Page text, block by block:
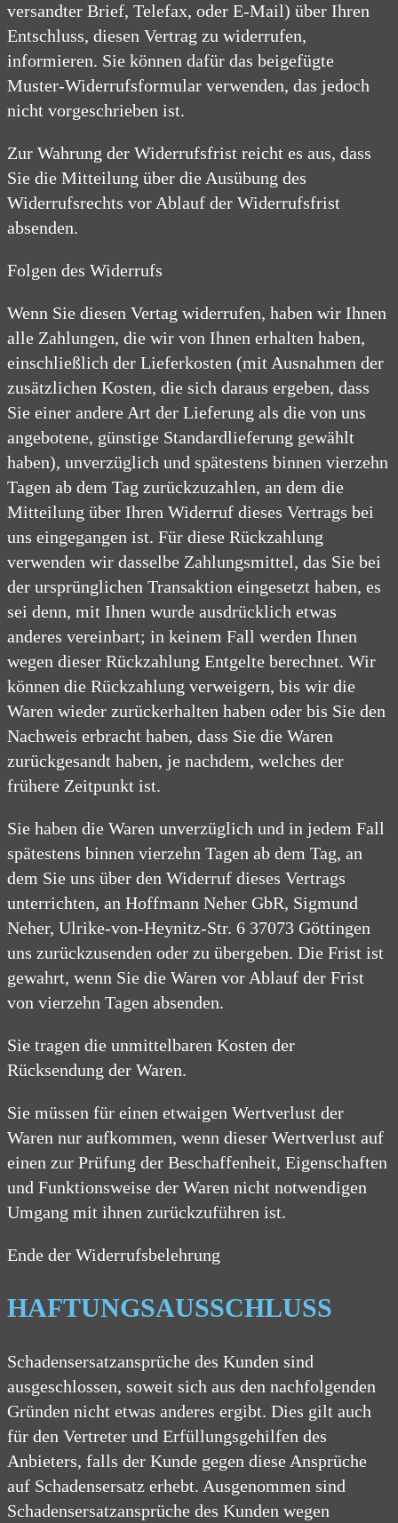
versandter Brief, Telefax, oder E-Mail) über Ihren
Entschluss, diesen Vertrag zu widerrufen,
informieren. Sie können dafür das beigefügte
Muster-Widerrufsformular verwenden, das jedoch
nicht vorgeschrieben ist.
Zur Wahrung der Widerrufsfrist reicht es aus, dass
Sie die Mitteilung über die Ausübung des
Widerrufsrechts vor Ablauf der Widerrufsfrist
absenden.
Folgen des Widerrufs
Wenn Sie diesen Vertag widerrufen, haben wir Ihnen
alle Zahlungen, die wir von Ihnen erhalten haben,
einschließlich der Lieferkosten (mit Ausnahmen der
zusätzlichen Kosten, die sich daraus ergeben, dass
Sie einer andere Art der Lieferung als die von uns
angebotene, günstige Standardlieferung gewählt
haben), unverzüglich und spätestens binnen vierzehn
Tagen ab dem Tag zurückzuzahlen, an dem die
Mitteilung über Ihren Widerruf dieses Vertrags bei
uns eingegangen ist. Für diese Rückzahlung
verwenden wir dasselbe Zahlungsmittel, das Sie bei
der ursprünglichen Transaktion eingesetzt haben, es
sei denn, mit Ihnen wurde ausdrücklich etwas
anderes vereinbart; in keinem Fall werden Ihnen
wegen dieser Rückzahlung Entgelte berechnet. Wir
können die Rückzahlung verweigern, bis wir die
Waren wieder zurückerhalten haben oder bis Sie den
Nachweis erbracht haben, dass Sie die Waren
zurückgesandt haben, je nachdem, welches der
frühere Zeitpunkt ist.
Sie haben die Waren unverzüglich und in jedem Fall
spätestens binnen vierzehn Tagen ab dem Tag, an
dem Sie uns über den Widerruf dieses Vertrags
unterrichten, an Hoffmann Neher GbR, Sigmund
Neher, Ulrike-von-Heynitz-Str. 6 37073 Göttingen
uns zurückzusenden oder zu übergeben. Die Frist ist
gewahrt, wenn Sie die Waren vor Ablauf der Frist
von vierzehn Tagen absenden.
Sie tragen die unmittelbaren Kosten der
Rücksendung der Waren.
Sie müssen für einen etwaigen Wertverlust der
Waren nur aufkommen, wenn dieser Wertverlust auf
einen zur Prüfung der Beschaffenheit, Eigenschaften
und Funktionsweise der Waren nicht notwendigen
Umgang mit ihnen zurückzuführen ist.
Ende der Widerrufsbelehrung
HAFTUNGSAUSSCHLUSS
Schadensersatzansprüche des Kunden sind
ausgeschlossen, soweit sich aus den nachfolgenden
Gründen nicht etwas anderes ergibt. Dies gilt auch
für den Vertreter und Erfüllungsgehilfen des
Anbieters, falls der Kunde gegen diese Ansprüche
auf Schadensersatz erhebt. Ausgenommen sind
Schadensersatzansprüche des Kunden wegen